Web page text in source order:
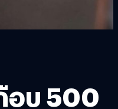
อบ 500